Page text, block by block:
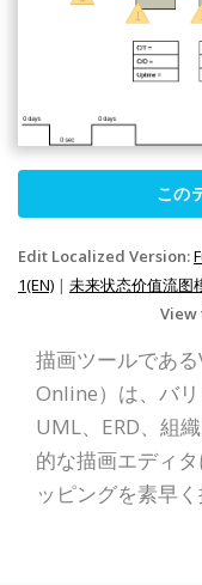
この
Edit Localized Version:
1(EN) | 未来状态价值流图
View
描画ツールであ
Online）は、バリ
UML、ERD、組
的な描画エディ
ッピングを素早